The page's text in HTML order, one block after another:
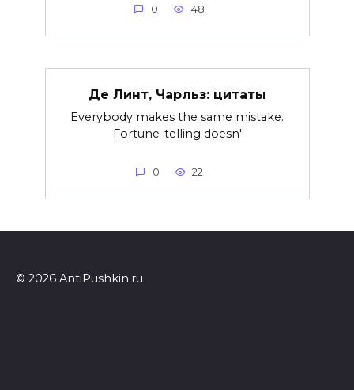
0 48
Де Линт, Чарльз: цитаты
Everybody makes the same mistake.
Fortune-telling doesn'
0 22
© 2026 AntiPushkin.ru